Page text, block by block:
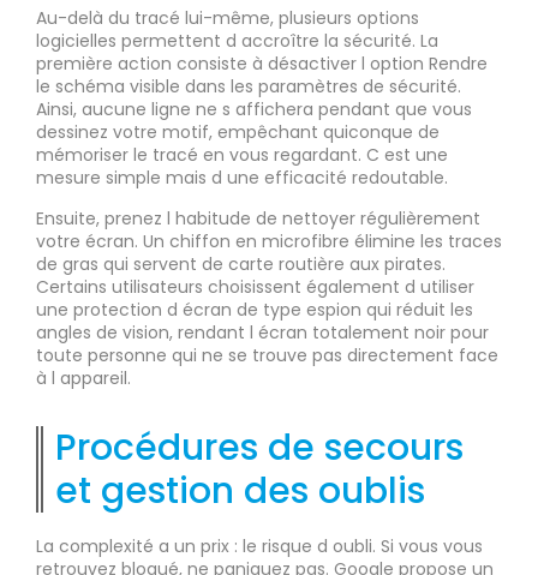
Au-delà du tracé lui-même, plusieurs options
logicielles permettent d accroître la sécurité. La
première action consiste à désactiver l option Rendre
le schéma visible dans les paramètres de sécurité.
Ainsi, aucune ligne ne s affichera pendant que vous
dessinez votre motif, empêchant quiconque de
mémoriser le tracé en vous regardant. C est une
mesure simple mais d une efficacité redoutable.
Ensuite, prenez l habitude de nettoyer régulièrement
votre écran. Un chiffon en microfibre élimine les traces
de gras qui servent de carte routière aux pirates.
Certains utilisateurs choisissent également d utiliser
une protection d écran de type espion qui réduit les
angles de vision, rendant l écran totalement noir pour
toute personne qui ne se trouve pas directement face
à l appareil.
Procédures de secours
et gestion des oublis
La complexité a un prix : le risque d oubli. Si vous vous
retrouvez bloqué, ne paniquez pas. Google propose un